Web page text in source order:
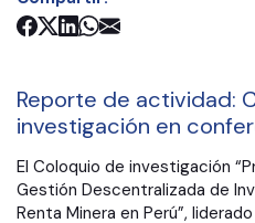
Reporte de actividad:
investigación en
El Coloquio de investigación
Gestión Descentralizada de
Renta Minera en Perú”,